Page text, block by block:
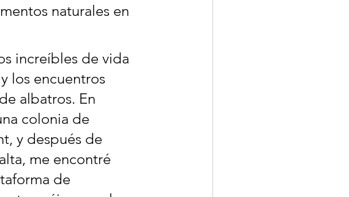
naturales en
increíbles de vida
los encuentros
albatros. En
colonia de
y después de
me encontré
de